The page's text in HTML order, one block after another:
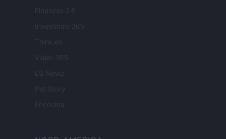
Finanzas 24
Investindo 365
Think.es
Viajar 365
ES Newz
Pet Story
Encocina